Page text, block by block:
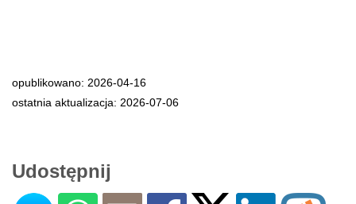
opublikowano: 2026-04-16
ostatnia aktualizacja: 2026-07-06
Udostępnij